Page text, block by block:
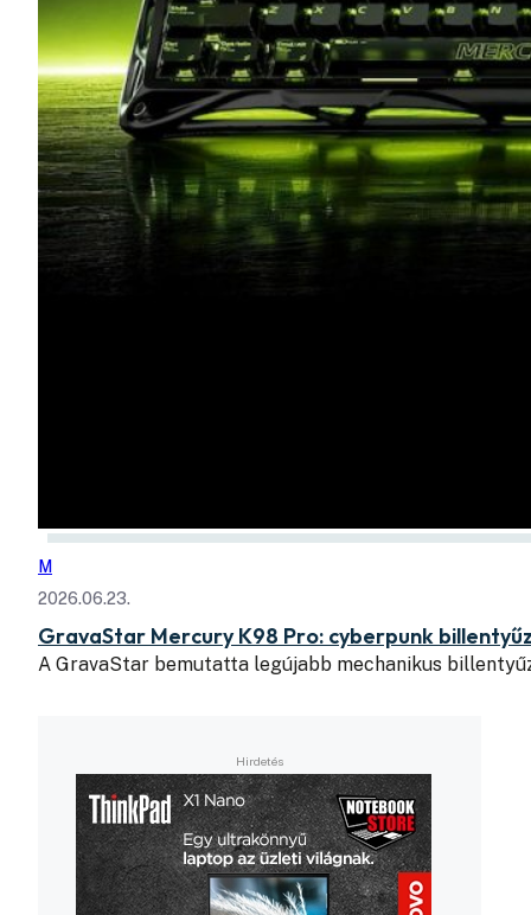
M
2026.06.23.
GravaStar Mercury K98 Pro: cyberpunk
A GravaStar bemutatta legújabb mechanikus